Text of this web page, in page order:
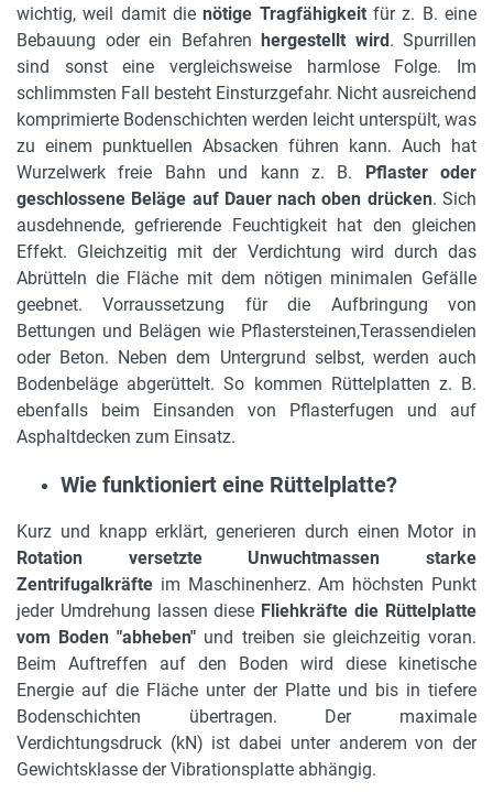
wichtig, weil damit dienötige Tragfähigkeitfür z. B. eine
Bebauung oder ein Befahren hergestellt wird. Spurrillen
sind sonst eine vergleichsweise harmlose Folge. Im
schlimmsten Fall besteht Einsturzgefahr. Nicht ausreichend
komprimierte Bodenschichten werden leicht unterspült, was
zu einem punktuellen Absacken führen kann. Auch hat
Wurzelwerk freie Bahn und kann z. B. Pflaster oder
geschlossene Beläge auf Dauer nach oben drücken. Sich
ausdehnende, gefrierende Feuchtigkeit hat den gleichen
Effekt. Gleichzeitig mit der Verdichtung wird durch das
Abrütteln die Fläche mit dem nötigen minimalen Gefälle
geebnet. Vorraussetzung für die Aufbringung von
Bettungen und Belägen wie Pflastersteinen,Terassendielen
oder Beton. Neben dem Untergrund selbst, werden auch
Bodenbeläge abgerüttelt. So kommen Rüttelplatten z. B.
ebenfalls beim Einsanden von Pflasterfugen und auf
Asphaltdecken zum Einsatz.
Wie funktioniert eine Rüttelplatte?
Kurz und knapp erklärt, generieren durch einen Motor in
Rotation versetzte Unwuchtmassen starke
Zentrifugalkräfte im Maschinenherz. Am höchsten Punkt
jeder Umdrehung lassen diese Fliehkräfte die Rüttelplatte
vom Boden "abheben" und treiben sie gleichzeitig voran.
Beim Auftreffen auf den Boden wird diese kinetische
Energie auf die Fläche unter der Platte und bis in tiefere
Bodenschichten übertragen. Der maximale
Verdichtungsdruck (kN) ist dabei unter anderem von der
Gewichtsklasse der Vibrationsplatte abhängig.